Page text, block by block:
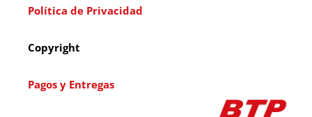
Política de Privacidad
Copyright
Pagos y Entregas